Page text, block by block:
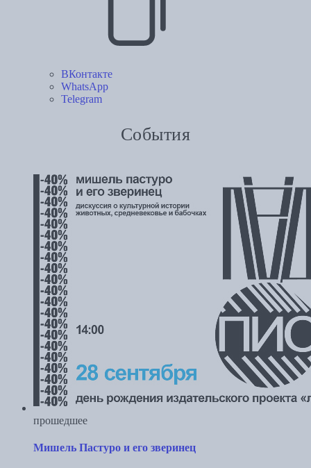
ВКонтакте
WhatsApp
Telegram
События
прошедшее
Мишель Пастуро и его зверинец